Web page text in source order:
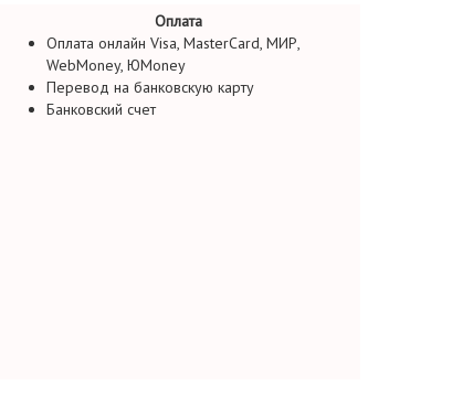
Оплата
Оплата онлайн Visa, MasterCard, МИР,
WebMoney, ЮMoney
Перевод на банковскую карту
Банковский счет